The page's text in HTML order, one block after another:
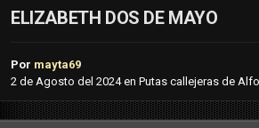
ELIZABETH DOS DE MAYO
Por mayta69
2 de Agosto del 2024en Putas callejeras de